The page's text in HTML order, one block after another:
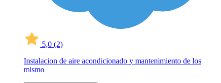
5,0 (2)
Instalacion de aire acondicionado y mantenimiento de los
mismo